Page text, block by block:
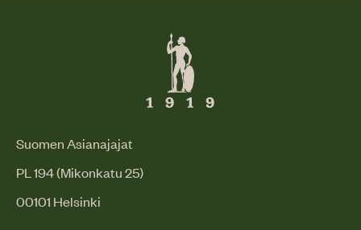
Suomen Asianajajat
PL 194 (Mikonkatu 25)
00101 Helsinki